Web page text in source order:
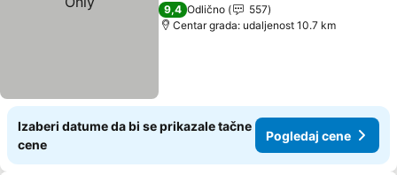
9,4 Odlično
557
Centar grada: udaljenost 10.7 km
Izaberi datume da bi se prikazale tačne
cene
Pogledaj cene